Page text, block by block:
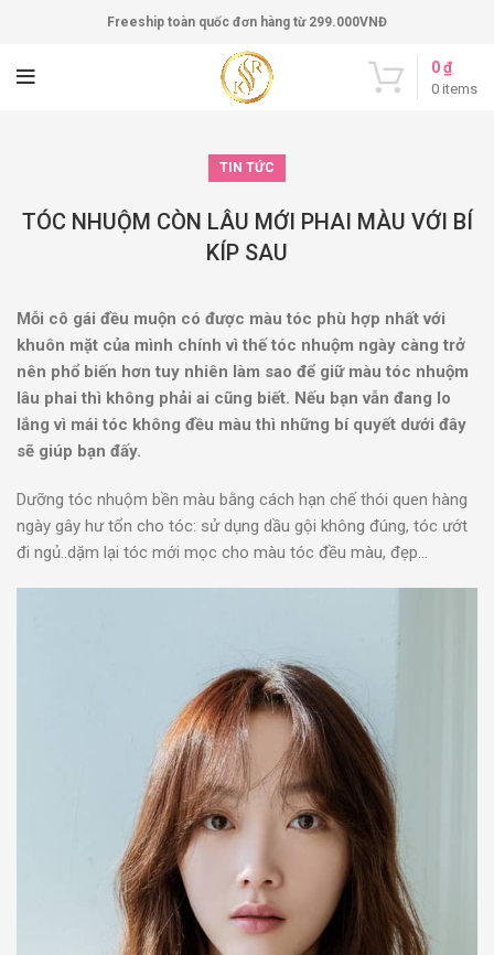
Freeship toàn quốc đơn hàng từ 299.000VNĐ
0 items
0₫
TIN TỨC
TÓC NHUỘM CÒN LÂU MỚI PHAI MÀU VỚI BÍ
KÍP SAU
Mỗi cô gái đều muộn có được màu tóc phù hợp nhất với
khuôn mặt của mình chính vì thế tóc nhuộm ngày càng trở
nên phổ biến hơn tuy nhiên làm sao để giữ màu tóc nhuộm
lâu phai thì không phải ai cũng biết. Nếu bạn vẫn đang lo
lắng vì mái tóc không đều màu thì những bí quyết dưới đây
sẽ giúp bạn đấy.
Dưỡng tóc nhuộm bền màu bằng cách hạn chế thói quen hàng
ngày gây hư tổn cho tóc: sử dụng dầu gội không đúng, tóc ướt
đi ngủ..dặm lại tóc mới mọc cho màu tóc đều màu, đẹp…